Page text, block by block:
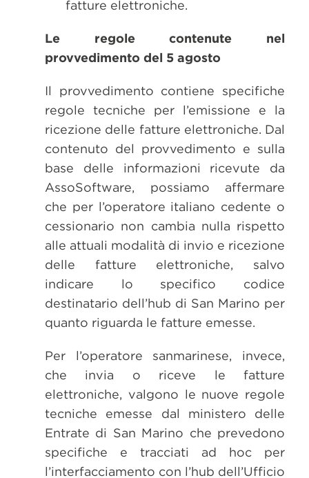
fatture elettroniche.
Le regole contenute nel
provvedimento del 5 agosto
Il provvedimento contiene specifiche
regole tecniche per l’emissione e la
ricezione delle fatture elettroniche. Dal
contenuto del provvedimento e sulla
base delle informazioni ricevute da
AssoSoftware, possiamo affermare
che per l’operatore italiano cedente o
cessionario non cambia nulla rispetto
alle attuali modalità di invio e ricezione
delle fatture elettroniche, salvo
indicare lo specifico codice
destinatario dell’hub di San Marino per
quanto riguarda le fatture emesse.
Per l’operatore sanmarinese, invece,
che invia o riceve le fatture
elettroniche, valgono le nuove regole
tecniche emesse dal ministero delle
Entrate di San Marino che prevedono
specifiche e tracciati ad hoc per
l’interfacciamento con l’hub dell’Ufficio